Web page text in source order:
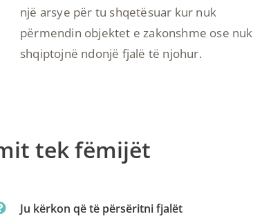
një arsye për tu shqetësuar kur nuk
përmendin objektet e zakonshme ose nuk
shqiptojnë ndonjë fjalë të njohur.
tek fëmijët
Ju kërkon që të përsëritni fjalët